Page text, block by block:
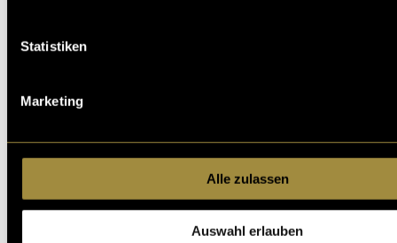
Statistiken
Marketing
Alle zulassen
Auswahl erlauben